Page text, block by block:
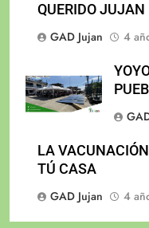
QUERIDO JUJAN
GAD Jujan
4
LA
TÚ CASA
GAD Jujan
4